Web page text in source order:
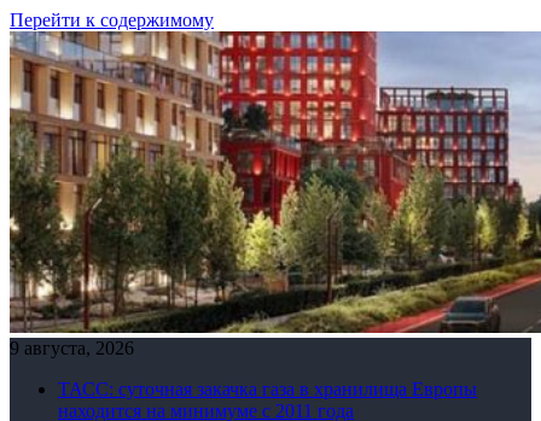
Перейти к содержимому
9 августа, 2026
ТАСС: суточная закачка газа в хранилища Европы
находится на минимуме с 2011 года